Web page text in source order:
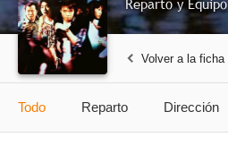
Reparto y Equipo
Volver a la ficha
Todo Reparto Dirección